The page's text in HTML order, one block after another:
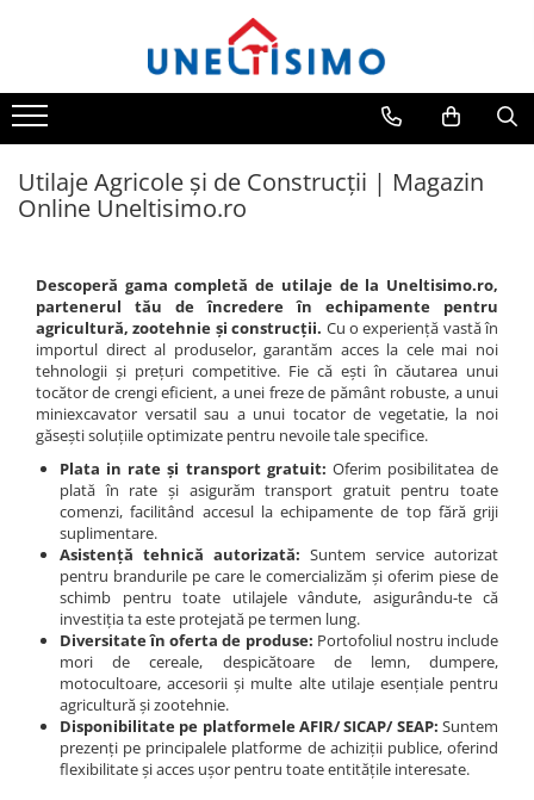
Tocatoare crengi si resturi vegetale
Prelucrare biomasa
Aspiratoare si suflante frunze
Balotiere
Despicatoare cu motor termic
Despicatoare electrice
Despicatoare hidraulice
Despicatoare priza tractor PTO
Fierastraie circulare lemne
Infoliatoare
Linii taiere si despicare
Masini de maturat
Mori de cereale
Polizoare de cioturi pomi
Tocatoare electrice
Tocatoare hidraulice
Tocatoare pe benzina
Utilaje Agricole și de Construcții | Magazin
Online Uneltisimo.ro
Descoperă gama completă de utilaje de la Uneltisimo.ro,
partenerul tău de încredere în echipamente pentru
agricultură, zootehnie și construcții. Cu o experiență vastă în
importul direct al produselor, garantăm acces la cele mai noi
tehnologii și prețuri competitive. Fie că ești în căutarea unui
tocător de crengi eficient, a unei freze de pământ robuste, a unui
miniexcavator versatil sau a unui tocator de vegetatie, la noi
găsești soluțiile optimizate pentru nevoile tale specifice.
Plata in rate și transport gratuit: Oferim posibilitatea de
plată în rate și asigurăm transport gratuit pentru toate
comenzi, facilitând accesul la echipamente de top fără griji
suplimentare.
Asistență tehnică autorizată: Suntem service autorizat
pentru brandurile pe care le comercializăm și oferim piese de
schimb pentru toate utilajele vândute, asigurându-te că
investiția ta este protejată pe termen lung.
Diversitate în oferta de produse: Portofoliul nostru include
mori de cereale, despicătoare de lemn, dumpere,
motocultoare, accesorii și multe alte utilaje esențiale pentru
agricultură și zootehnie.
Disponibilitate pe platformele AFIR/ SICAP/ SEAP: Suntem
prezenți pe principalele platforme de achiziții publice, oferind
flexibilitate și acces ușor pentru toate entitățile interesate.